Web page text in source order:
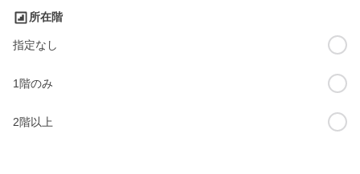
所在階
指定なし
1階のみ
2階以上